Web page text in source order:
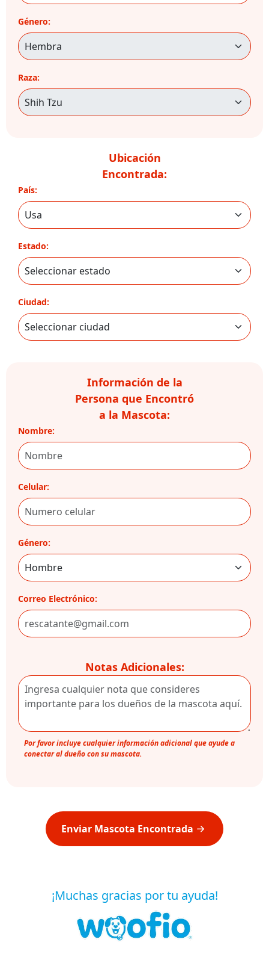
Género:
Raza:
Ubicación
Encontrada:
País:
Estado:
Ciudad:
Información de la
Persona que Encontró
a la Mascota:
Nombre:
Celular:
Género:
Correo Electrónico:
Notas Adicionales:
Por favor incluye cualquier información adicional que ayude a
conectar al dueño con su mascota.
Enviar Mascota Encontrada
¡Muchas gracias por tu ayuda!